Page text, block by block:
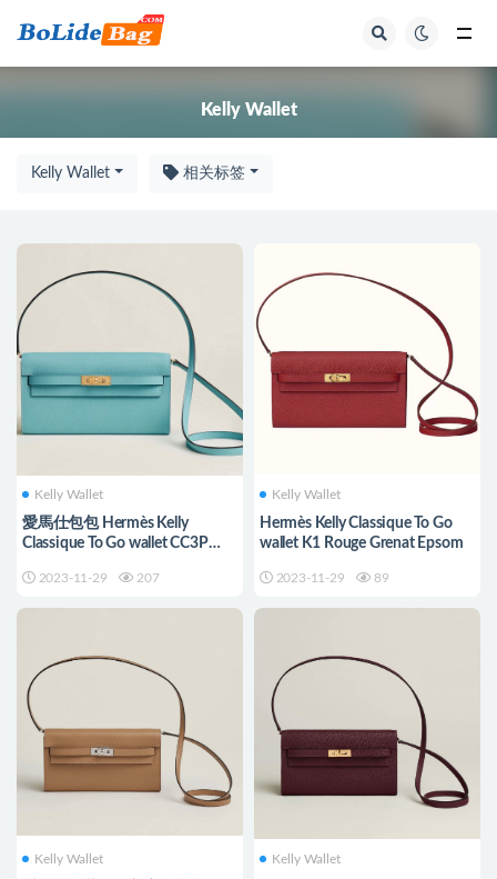
Kelly Wallet
Kelly Wallet 相关标签
Kelly Wallet
愛馬仕包包 Hermès Kelly
Classique To Go wallet CC3P
2023-11-29 207
Kelly Wallet
Hermès Kelly Classique To Go
wallet K1 Rouge Grenat Epsom
2023-11-29 89
Kelly Wallet Kelly Wallet